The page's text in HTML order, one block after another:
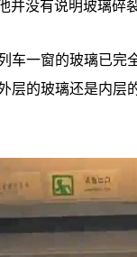
并没有说明玻璃碎
车一窗的玻璃已
层的玻璃还是内